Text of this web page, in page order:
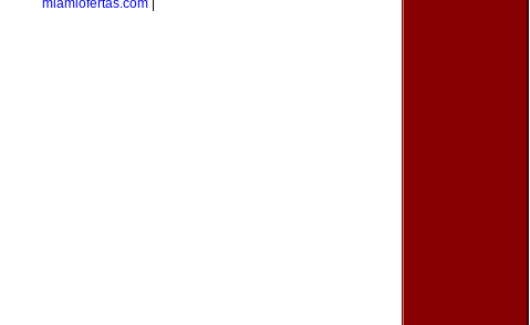
miamiofertas.com